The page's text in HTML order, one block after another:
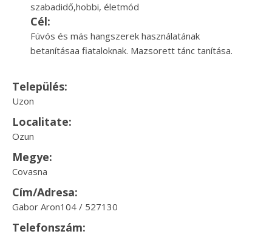
szabadidő,hobbi, életmód
Cél:
Fúvós és más hangszerek használatának
betanításaa fiataloknak. Mazsorett tánc tanítása.
Település:
Uzon
Localitate:
Ozun
Megye:
Covasna
Cím/Adresa:
Gabor Aron104 / 527130
Telefonszám: